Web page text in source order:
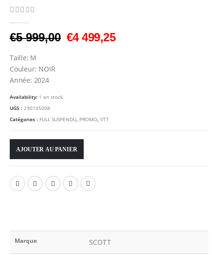
0Sur 5
€5 999,00 Le
€4 499,25Le
Taille: M
Couleur: NOIR
Année: 2024
Availability: 1 en stock
UGS : 290105008
Catégories : FULL SUSPENDU, PROMO, VTT
AJOUTER AU PANIER
Marque SCOTT